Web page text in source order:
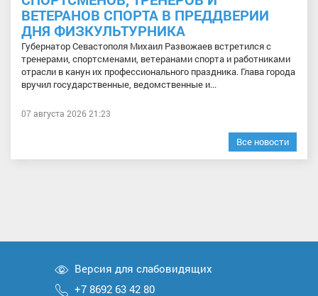
ВЕТЕРАНОВ СПОРТА В ПРЕДДВЕРИИ
ДНЯ ФИЗКУЛЬТУРНИКА
Губернатор Севастополя Михаил Развожаев встретился с
тренерами, спортсменами, ветеранами спорта и работниками
отрасли в канун их профессионального праздника. Глава города
вручил государственные, ведомственные и...
07 августа 2026 21:23
Все новости
Версия для слабовидящих
+7 8692 63 42 80